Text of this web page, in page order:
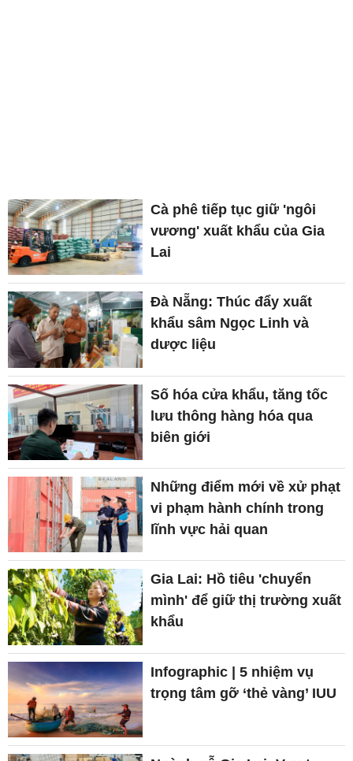
Cà phê tiếp tục giữ 'ngôi
vương' xuất khẩu của Gia
Lai
Đà Nẵng: Thúc đẩy xuất
khẩu sâm Ngọc Linh và
dược liệu
Số hóa cửa khẩu, tăng tốc
lưu thông hàng hóa qua
biên giới
Những điểm mới về xử phạt
vi phạm hành chính trong
lĩnh vực hải quan
Gia Lai: Hồ tiêu 'chuyển
mình' để giữ thị trường xuất
khẩu
Infographic | 5 nhiệm vụ
trọng tâm gỡ ‘thẻ vàng’ IUU